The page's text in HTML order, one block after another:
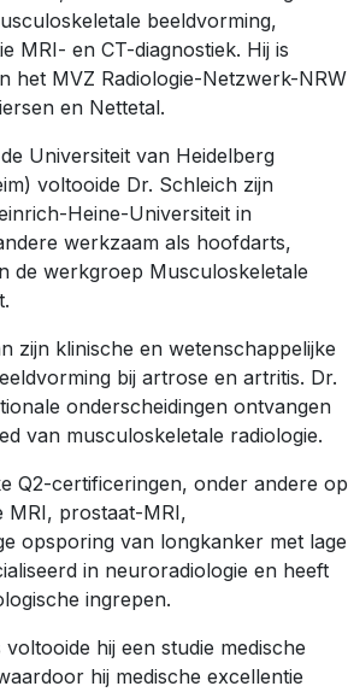
beeldvorming,
MRI- en CT-diagnostiek. Hij is
het MVZ Radiologie-Netzwerk-NRW
en Nettetal.
Universiteit van Heidelberg
voltooide Dr. Schleich zijn
Heine-Universiteit in
werkzaam als hoofdarts,
de werkgroep Musculoskeletale
zijn klinische en wetenschappelijke
bij artrose en artritis. Dr.
onderscheidingen ontvangen
van musculoskeletale radiologie.
Q2-certificeringen, onder andere op
MRI, prostaat-MRI,
opsporing van longkanker met lage
in neuroradiologie en heeft
ingrepen.
hij een studie medische
hij medische excellentie